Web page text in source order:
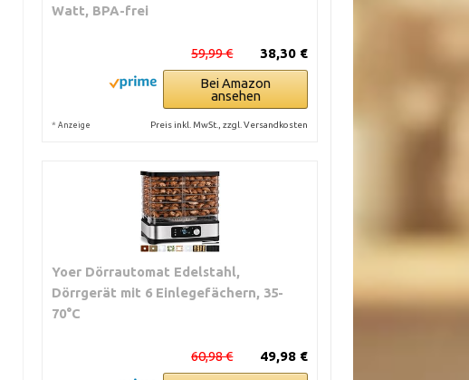
Watt, BPA-frei
38,30 €
59,99 €
Bei Amazon
ansehen
* Anzeige Preis inkl. MwSt., zzgl. Versandkosten
Yoer Dörrautomat Edelstahl,
Dörrgerät mit 6 Einlegefächern, 35-
70°C
49,98 €
60,98 €